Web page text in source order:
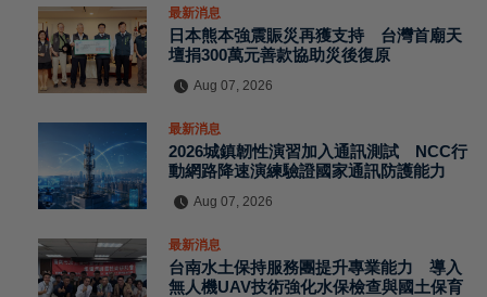
最新消息
日本熊本強震賑災再獲支持 台灣首廟天
壇捐300萬元善款協助災後復原
Aug 07, 2026
最新消息
2026城鎮韌性演習加入通訊測試 NCC行
動網路降速演練驗證國家通訊防護能力
Aug 07, 2026
最新消息
台南水土保持服務團提升專業能力 導入
無人機UAV技術強化水保檢查與國土保育